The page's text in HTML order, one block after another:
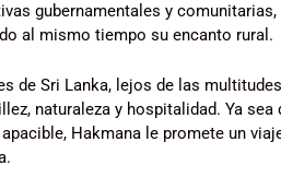
gubernamentales y comunitarias,
al mismo tiempo su encanto rural.
de Sri Lanka, lejos de las
naturaleza y hospitalidad. Ya sea
Hakmana le promete un